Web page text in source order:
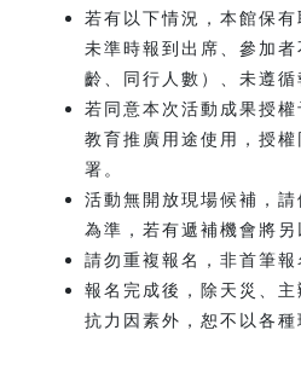
若有以下情況，本館保有
未準時報到出席、參加
齡、同行人數）、未遵循
若同意本次活動成果授
教育推廣用途使用，授
署。
活動無開放現場候補，
為準，若有遞補機會將另
請勿重複報名，非首筆報
報名完成後，除天災、
抗力因素外，恕不以各